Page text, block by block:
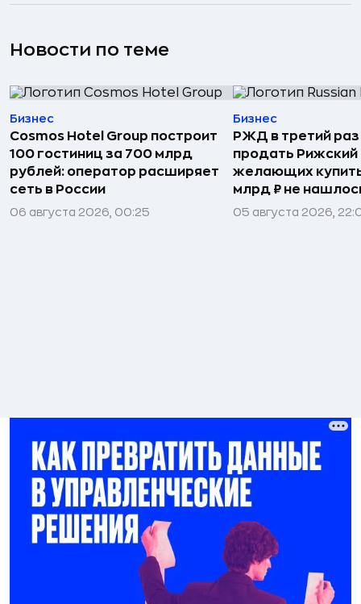
Новости по теме
Бизнес
Cosmos Hotel Group построит
100 гостиниц за 700 млрд
рублей: оператор расширяет
сеть в России
06 августа 2026, 00:25
Бизнес
РЖД в третий
продать Рижский
желающих
млрд ₽ не
05 августа 2026,